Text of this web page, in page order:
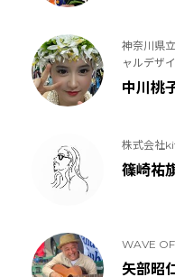
神奈川県
ャルデザ
中川桃
株式会社
篠崎祐
WAVE
矢部昭